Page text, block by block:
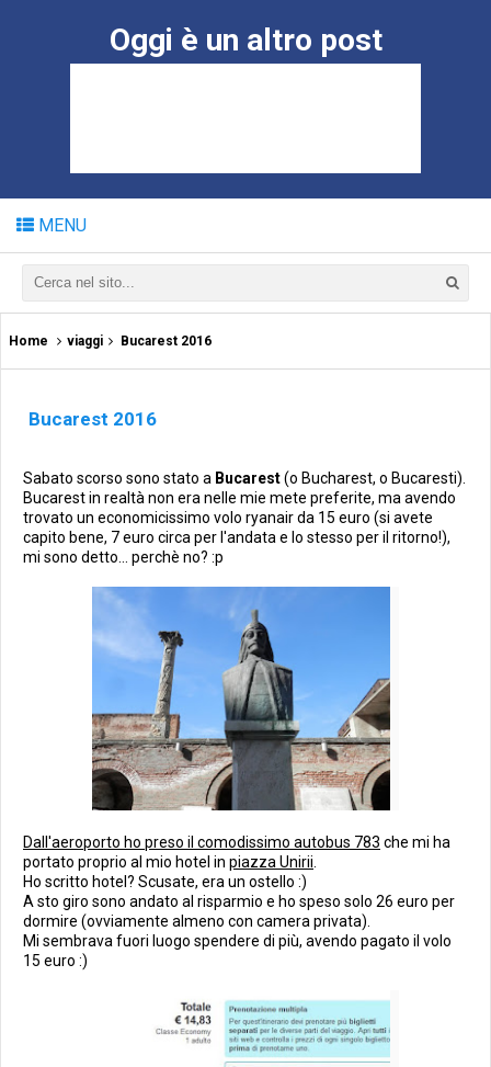
Oggi è un altro post
MENU
Home viaggi Bucarest 2016
Bucarest 2016
Sabato scorso sono stato a Bucarest(o Bucharest, o Bucaresti).
Bucarest in realtà non era nelle mie mete preferite, ma avendo
trovato un economicissimo volo ryanair da 15 euro (si avete
capito bene, 7 euro circa per l'andata e lo stesso per il ritorno!),
mi sono detto... perchè no? :p
Dall'aeroporto ho preso il comodissimo autobus 783 che mi ha
portato proprio al mio hotel in piazza Unirii
Ho scritto hotel? Scusate, era un ostello :)
A sto giro sono andato al risparmio e ho speso solo 26 euro per
dormire (ovviamente almeno con camera privata).
Mi sembrava fuori luogo spendere di più, avendo pagato il volo
15 euro :)